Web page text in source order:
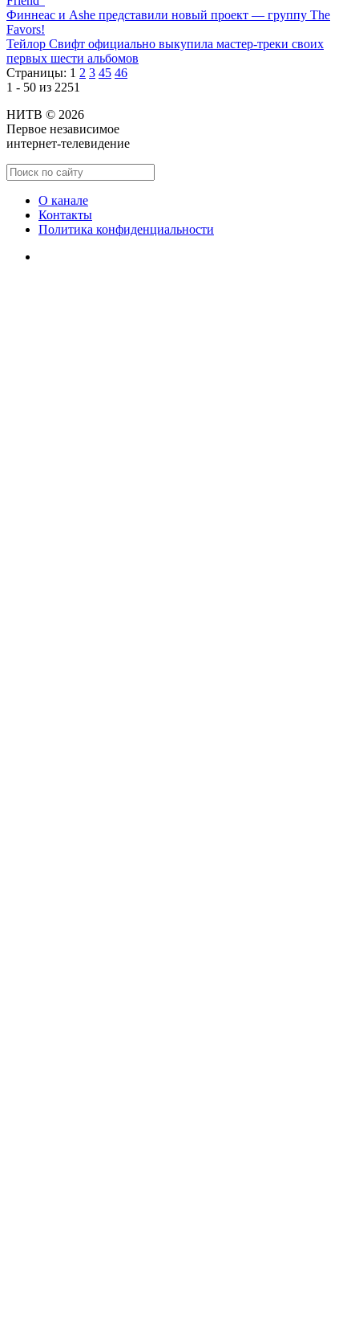
Финнеас и Ashe представили новый проект — группу The
Favors!
Тейлор Свифт официально выкупила мастер-треки своих
первых шести альбомов
Страницы: 1 2 3 45 46
1 - 50 из 2251
НИТВ © 2026
Первое независимое
интернет-телевидение
О канале
Контакты
Политика конфиденциальности